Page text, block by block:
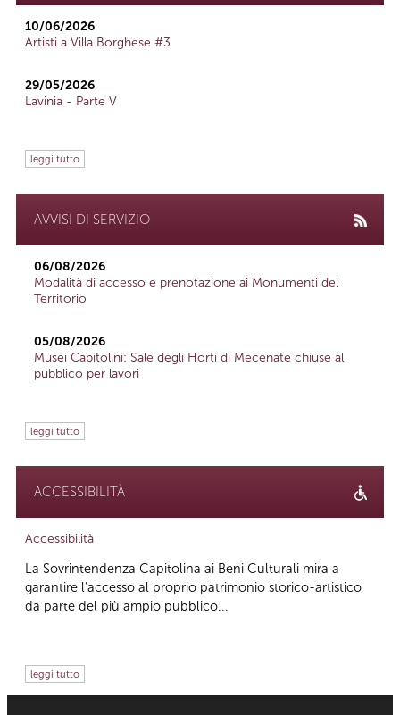
10/06/2026
Artisti a Villa Borghese #3
29/05/2026
Lavinia - Parte V
leggi tutto
AVVISI DI SERVIZIO
06/08/2026
Modalità di accesso e prenotazione ai Monumenti del
Territorio
05/08/2026
Musei Capitolini: Sale degli Horti di Mecenate chiuse al
pubblico per lavori
leggi tutto
ACCESSIBILITÀ
Accessibilità
La Sovrintendenza Capitolina ai Beni Culturali mira a
garantire l’accesso al proprio patrimonio storico-artistico
da parte del più ampio pubblico...
leggi tutto